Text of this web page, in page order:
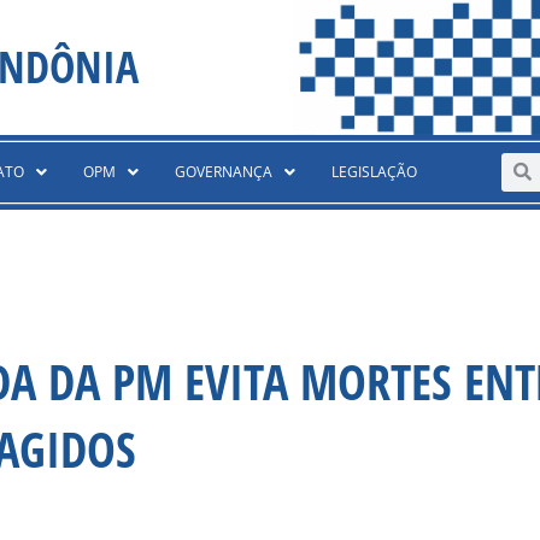
OPM GOVERNANÇA LEGISLAÇÃO
DA PM EVITA MORTES